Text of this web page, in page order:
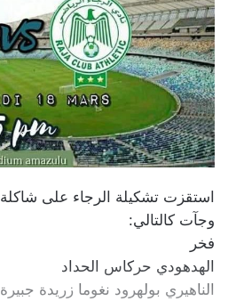
استقزت تشكيلة الرجاء على شاكلة 3-5-2
وجآت كالتالي:
فخر
الهدهودي حركاس الحداد
الناهيري بولهرود نغوما زريدة جبيرة